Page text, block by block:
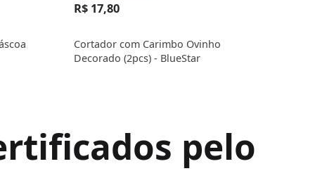
R$ 17,80
Cortador com Carimbo Ovinho
Decorado (2pcs) - BlueStar
pelo